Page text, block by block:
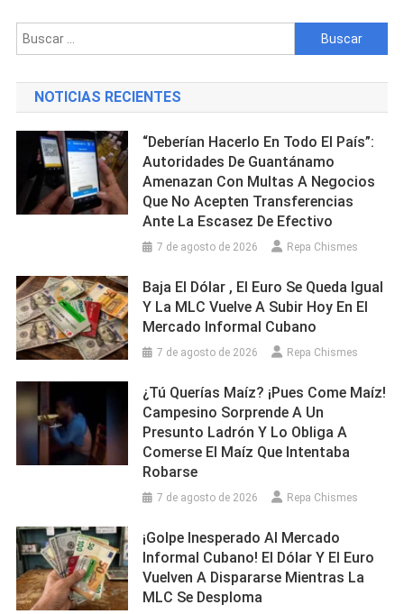
Buscar:
NOTICIAS RECIENTES
“Deberían Hacerlo En Todo El País”:
Autoridades De Guantánamo
Amenazan Con Multas A Negocios
Que No Acepten Transferencias
Ante La Escasez De Efectivo
7 de agosto de 2026 Repa Chismes
Baja El Dólar , El Euro Se Queda Igual
Y La MLC Vuelve A Subir Hoy En El
Mercado Informal Cubano
7 de agosto de 2026 Repa Chismes
¿Tú Querías Maíz? ¡Pues Come Maíz!
Campesino Sorprende A Un
Presunto Ladrón Y Lo Obliga A
Comerse El Maíz Que Intentaba
Robarse
7 de agosto de 2026 Repa Chismes
¡Golpe Inesperado Al Mercado
Informal Cubano! El Dólar Y El Euro
Vuelven A Dispararse Mientras La
MLC Se Desploma